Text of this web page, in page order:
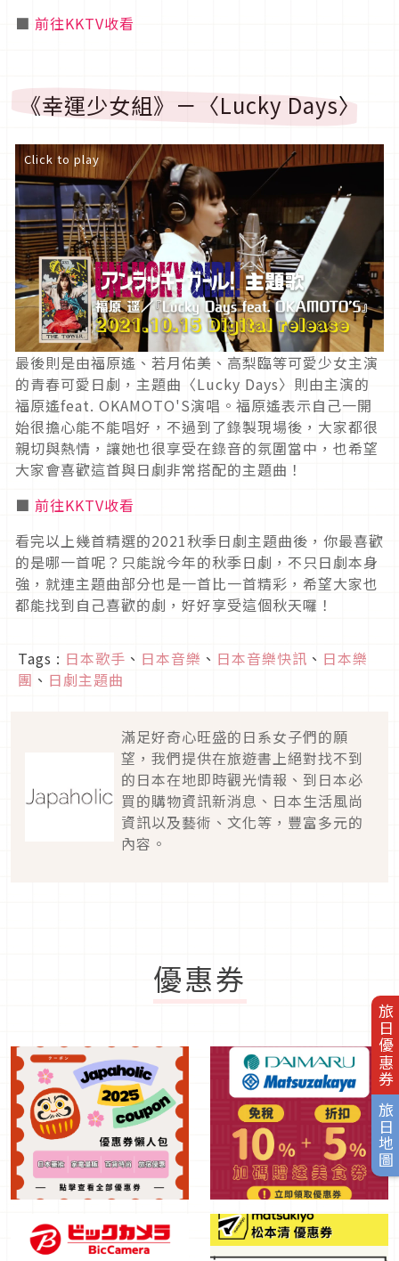
旅日優惠券
旅日地圖
■ 前往KKTV收看
《幸運少女組》－〈Lucky Days〉
Click to play
最後則是由福原遙、若月佑美、高梨臨等可愛少女主演
的青春可愛日劇，主題曲〈Lucky Days〉則由主演的
福原遙feat. OKAMOTO'S演唱。福原遙表示自己一開
始很擔心能不能唱好，不過到了錄製現場後，大家都很
親切與熱情，讓她也很享受在錄音的氛圍當中，也希望
大家會喜歡這首與日劇非常搭配的主題曲！
■ 前往KKTV收看
看完以上幾首精選的2021秋季日劇主題曲後，你最喜歡
的是哪一首呢？只能說今年的秋季日劇，不只日劇本身
強，就連主題曲部分也是一首比一首精彩，希望大家也
都能找到自己喜歡的劇，好好享受這個秋天囉！
Tags : 日本歌手 、 日本音樂 、 日本音樂快訊 、 日本樂
團 、 日劇主題曲
滿足好奇心旺盛的日系女子們的願
望，我們提供在旅遊書上絕對找不到
的日本在地即時觀光情報、到日本必
買的購物資訊新消息、日本生活風尚
資訊以及藝術、文化等，豐富多元的
內容。
優惠券